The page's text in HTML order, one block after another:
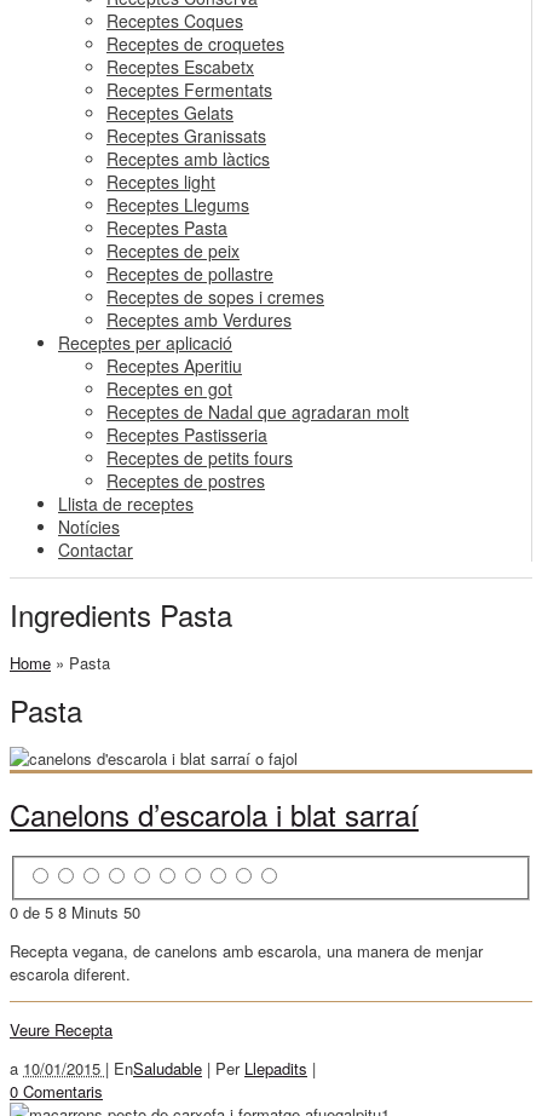
Receptes Coques
Receptes de croquetes
Receptes Escabetx
Receptes Fermentats
Receptes Gelats
Receptes Granissats
Receptes amb làctics
Receptes light
Receptes Llegums
Receptes Pasta
Receptes de peix
Receptes de pollastre
Receptes de sopes i cremes
Receptes amb Verdures
Receptes per aplicació
Receptes Aperitiu
Receptes en got
Receptes de Nadal que agradaran molt
Receptes Pastisseria
Receptes de petits fours
Receptes de postres
Llista de receptes
Notícies
Contactar
Ingredients Pasta
Home » Pasta
Pasta
Canelons d’escarola i blat sarraí
0 de 5 8 Minuts 50
Recepta vegana, de canelons amb escarola, una manera de menjar
escarola diferent.
Veure Recepta
a 10/01/2015 | EnSaludable | Per Llepadits |
0 Comentaris